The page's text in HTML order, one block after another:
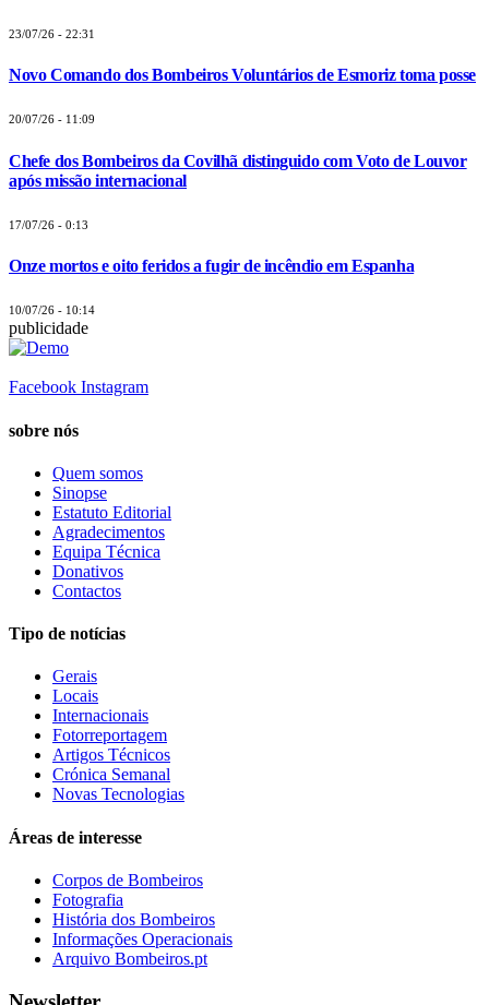
23/07/26 - 22:31
Novo Comando dos Bombeiros Voluntários de Esmoriz toma posse
20/07/26 - 11:09
Chefe dos Bombeiros da Covilhã distinguido com Voto de Louvor
após missão internacional
17/07/26 - 0:13
Onze mortos e oito feridos a fugir de incêndio em Espanha
10/07/26 - 10:14
publicidade
Facebook Instagram
sobre nós
Quem somos
Sinopse
Estatuto Editorial
Agradecimentos
Equipa Técnica
Donativos
Contactos
Tipo de notícias
Gerais
Locais
Internacionais
Fotorreportagem
Artigos Técnicos
Crónica Semanal
Novas Tecnologias
Áreas de interesse
Corpos de Bombeiros
Fotografia
História dos Bombeiros
Informações Operacionais
Arquivo Bombeiros.pt